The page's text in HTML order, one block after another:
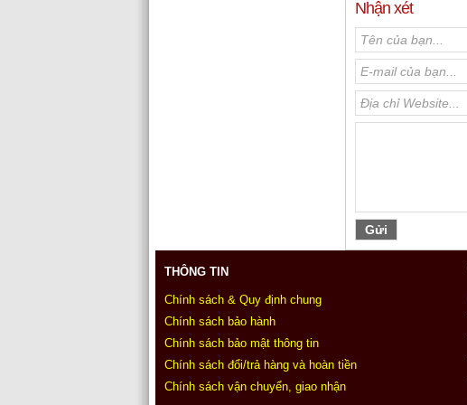
Nhận xét
THÔNG TIN
Chính sách & Quy định chung
Chính sách bảo hành
Chính sách bảo mật thông tin
Chính sách đổi/trả hàng và hoàn tiền
Chính sách vận chuyển, giao nhận